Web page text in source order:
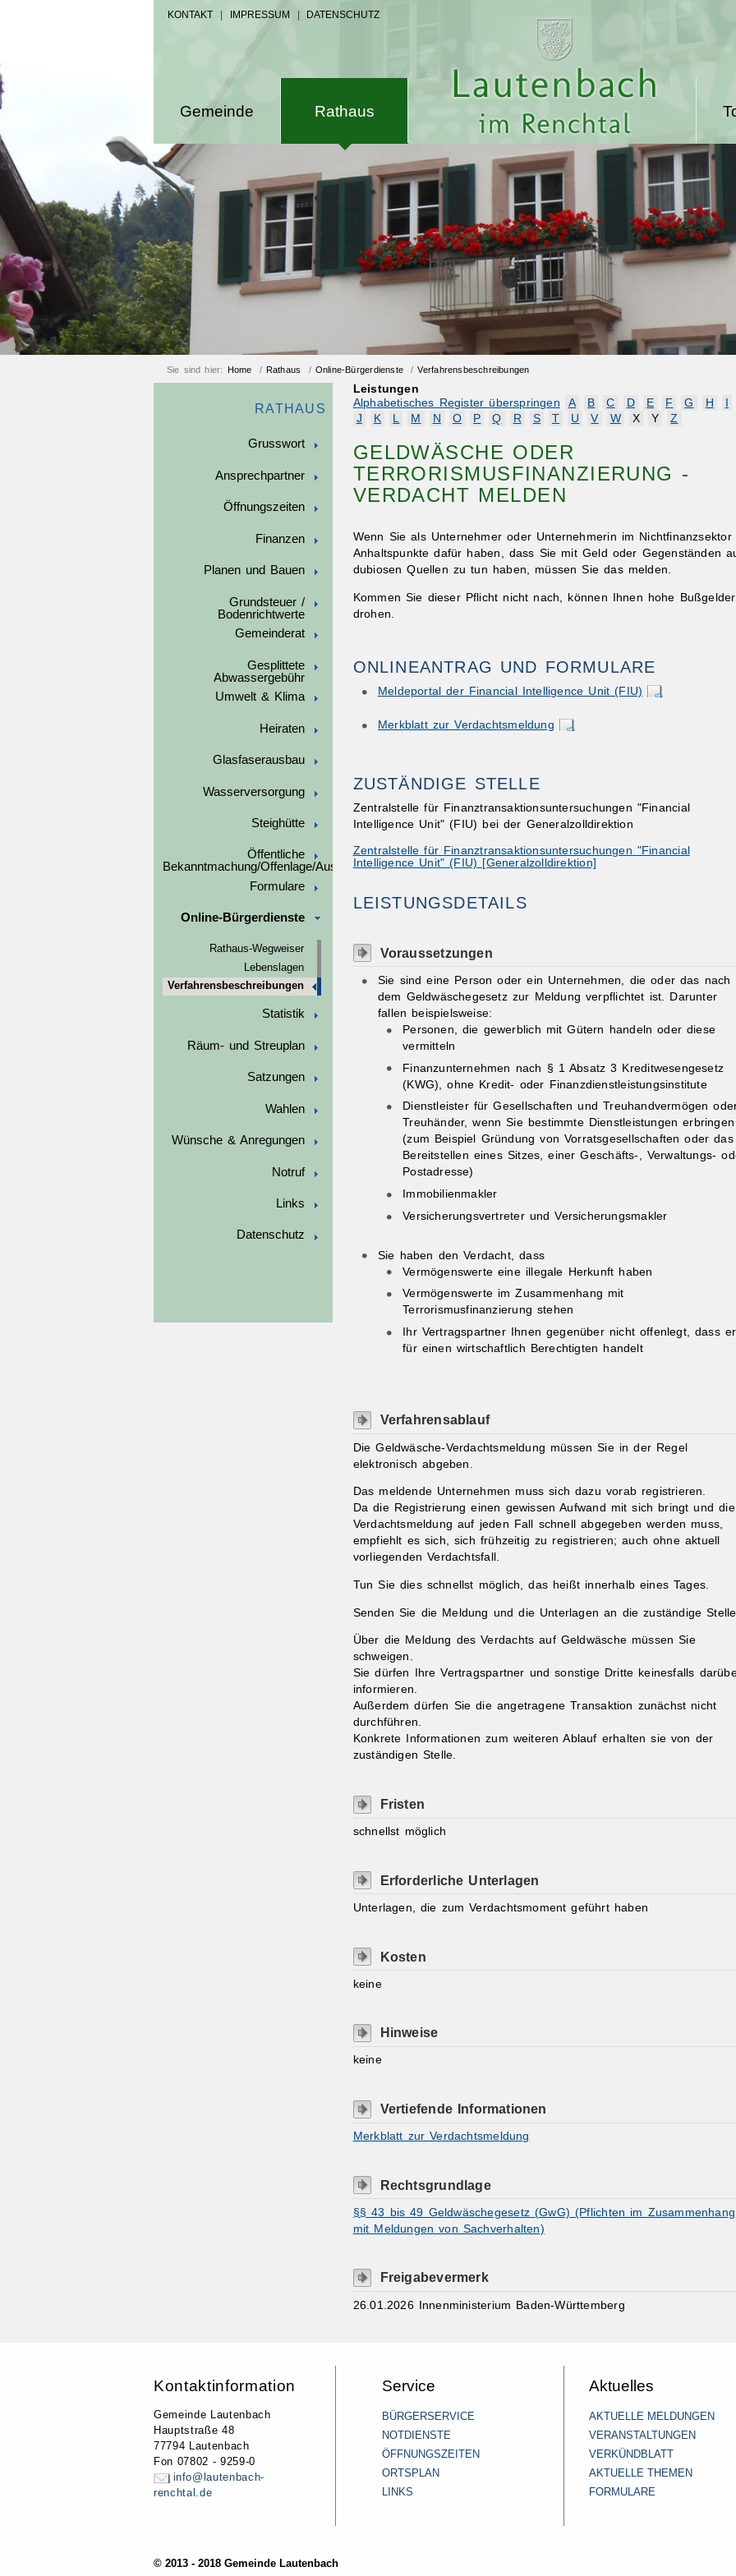
KONTAKT IMPRESSUM DATENSCHUTZ
Gemeinde Rathaus
Sie sind hier: Home / Rathaus / Online-Bürgerdienste /Verfahrensbeschreibungen
RATHAUS
Grusswort
Ansprechpartner
Öffnungszeiten
Finanzen
Planen und Bauen
Grundsteuer /
Bodenrichtwerte
Gemeinderat
Gesplittete
Abwassergebühr
Umwelt & Klima
Heiraten
Glasfaserausbau
Wasserversorgung
Steighütte
Öffentliche
Bekanntmachung/Offenlage/Ausschreibungen
Formulare
Online-Bürgerdienste
Rathaus-Wegweiser
Lebenslagen
Verfahrensbeschreibungen
Statistik
Räum- und Streuplan
Satzungen
Wahlen
Wünsche & Anregungen
Notruf
Links
Datenschutz
Leistungen
Alphabetisches Register überspringen
A B C D E F G H
J
K L M N O P Q R S T U V W X Y Z
GELDWÄSCHE ODER
TERRORISMUSFINANZIERUNG -
VERDACHT MELDEN
Wenn Sie als Unternehmer oder Unternehmerin im Nichtfinanzsektor
Anhaltspunkte dafür haben, dass Sie mit Geld oder Gegenständen
dubiosen Quellen zu tun haben, müssen Sie das melden.
Kommen Sie dieser Pflicht nicht nach, können Ihnen hohe Bußgelder
drohen.
ONLINEANTRAG UND FORMULARE
Meldeportal der Financial Intelligence Unit (FIU)
Merkblatt zur Verdachtsmeldung
ZUSTÄNDIGE STELLE
Zentralstelle für Finanztransaktionsuntersuchungen "Financial
Intelligence Unit" (FIU) bei der Generalzolldirektion
Zentralstelle für Finanztransaktionsuntersuchungen "Financial
Intelligence Unit" (FIU) [Generalzolldirektion]
LEISTUNGSDETAILS
Voraussetzungen
Sie sind eine Person oder ein Unternehmen, die oder das nach
dem Geldwäschegesetz zur Meldung verpflichtet ist. Darunter
fallen beispielsweise:
Personen, die gewerblich mit Gütern handeln oder diese
vermitteln
Finanzunternehmen nach § 1 Absatz 3 Kreditwesengesetz
(KWG), ohne Kredit- oder Finanzdienstleistungsinstitute
Dienstleister für Gesellschaften und Treuhandvermögen
Treuhänder, wenn Sie bestimmte Dienstleistungen erbringen
(zum Beispiel Gründung von Vorratsgesellschaften oder das
Bereitstellen eines Sitzes, einer Geschäfts-, Verwaltungs-
Postadresse)
Immobilienmakler
Versicherungsvertreter und Versicherungsmakler
Sie haben den Verdacht, dass
Vermögenswerte eine illegale Herkunft haben
Vermögenswerte im Zusammenhang mit
Terrorismusfinanzierung stehen
Ihr Vertragspartner Ihnen gegenüber nicht offenlegt, dass er
für einen wirtschaftlich Berechtigten handelt
Verfahrensablauf
Die Geldwäsche-Verdachtsmeldung müssen Sie in der Regel
elektronisch abgeben.
Das meldende Unternehmen muss sich dazu vorab registrieren.
Da die Registrierung einen gewissen Aufwand mit sich bringt und die
Verdachtsmeldung auf jeden Fall schnell abgegeben werden muss,
empfiehlt es sich, sich frühzeitig zu registrieren; auch ohne aktuell
vorliegenden Verdachtsfall.
Tun Sie dies schnellst möglich, das heißt innerhalb eines Tages.
Senden Sie die Meldung und die Unterlagen an die zuständige
Über die Meldung des Verdachts auf Geldwäsche müssen Sie
schweigen.
Sie dürfen Ihre Vertragspartner und sonstige Dritte keinesfalls
informieren.
Außerdem dürfen Sie die angetragene Transaktion zunächst nicht
durchführen.
Konkrete Informationen zum weiteren Ablauf erhalten sie von der
zuständigen Stelle.
Fristen
schnellst möglich
Erforderliche Unterlagen
Unterlagen, die zum Verdachtsmoment geführt haben
Kosten
keine
Hinweise
keine
Vertiefende Informationen
Merkblatt zur Verdachtsmeldung
Rechtsgrundlage
§§ 43 bis 49 Geldwäschegesetz (GwG) (Pflichten im Zusammenhang
mit Meldungen von Sachverhalten)
Freigabevermerk
26.01.2026 Innenministerium Baden-Württemberg
Kontaktinformation
Gemeinde Lautenbach
Hauptstraße 48
77794 Lautenbach
Fon 07802 - 9259-0
info@lautenbach-
renchtal.de
Service
BÜRGERSERVICE
NOTDIENSTE
ÖFFNUNGSZEITEN
ORTSPLAN
LINKS
Aktuelles
AKTUELLE MELDUNGEN
VERANSTALTUNGEN
VERKÜNDBLATT
AKTUELLE THEMEN
FORMULARE
© 2013 - 2018 Gemeinde Lautenbach